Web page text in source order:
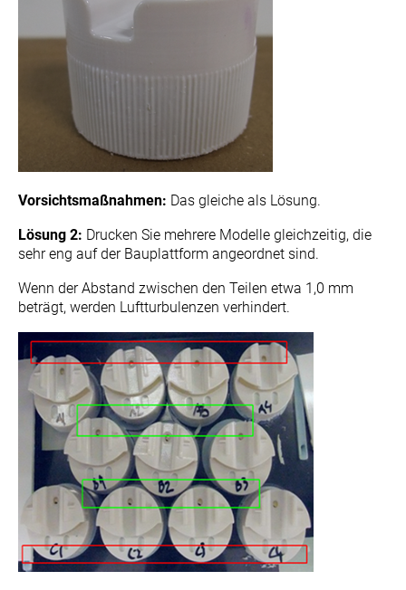
Vorsichtsmaßnahmen: Das gleiche als Lösung.
Lösung 2: Drucken Sie mehrere Modelle gleichzeitig, die
sehr eng auf der Bauplattform angeordnet sind.
Wenn der Abstand zwischen den Teilen etwa 1,0 mm
beträgt, werden Luftturbulenzen verhindert.